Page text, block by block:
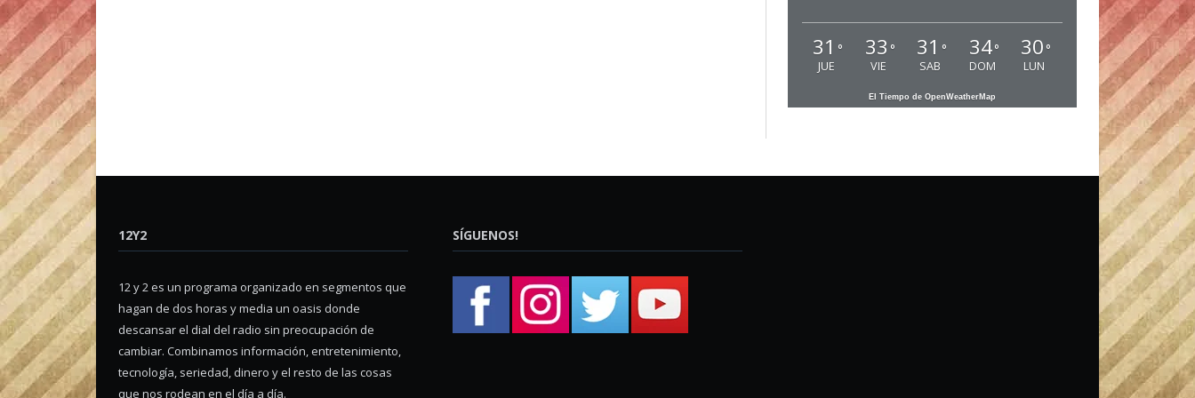
31 °
JUE
33 °
VIE
31 °
SAB
34°
DOM
30 °
LUN
El Tiempo de OpenWeatherMap
12Y2
12 y 2 es un programa organizado en segmentos que
hagan de dos horas y media un oasis donde
descansar el dial del radio sin preocupación de
cambiar. Combinamos información, entretenimiento,
tecnología, seriedad, dinero y el resto de las cosas
que nos rodean en el día a día.
SÍGUENOS!